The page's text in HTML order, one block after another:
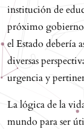
institución de
próximo gobierno
el Estado debería
diversas
urgencia y
La lógica de la
mundo para ser